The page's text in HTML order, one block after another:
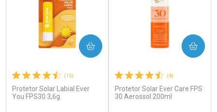
(15)
Protetor Solar Labial Ever
You FPS30 3,6g
COMPRAR
(4)
Protetor Solar Ever Care FPS
30 Aerossol 200ml
COMPRAR